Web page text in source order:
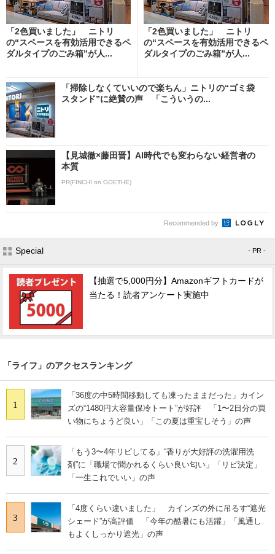
「2色買いました」 ニトリ
の“スペースを有効活用できるペ
ダルタイプのごみ箱”が人...
「2色買いました」 ニトリ
の“スペースを有効活用できるペ
ダルタイプのごみ箱”が人...
「掃除しなくていいので楽ちん」ニトリの“ゴミ袋
スタンド”に絶賛の声 「こういうの...
【見城徹×藤田晋】AI時代でも変わらない経営者の
本質
PR(FINCHI on GOETHE)
Recommended by
Special - PR -
【抽選で5,000円分】Amazonギフトカードが
当たる！読者アンケート実施中
「ライフ」のアクセスランキング
1
「36度の中5時間移動しても凍ったままだった」カイン
ズの“1480円大容量保冷トート”が好評 「1〜2日分の買
い物にちょうど良い」「この夏は重宝しそう」の声
2
「もう3〜4年リピしてる」“香りが大好評の洗濯用洗
剤”に「職場で聞かれるくらい良い匂い」「リピ決定」
「一生これでいい」の声
3
「4度くらい違いました」 カインズの外に吊るす“遮光
シェード”が高評価 「今年の酷暑にも活躍」「風通し
もよくしっかり遮光」の声